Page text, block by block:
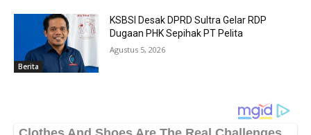
Berita
KSBSI Desak DPRD Sultra Gelar RDP
Dugaan PHK Sepihak PT Pelita
Agustus 5, 2026